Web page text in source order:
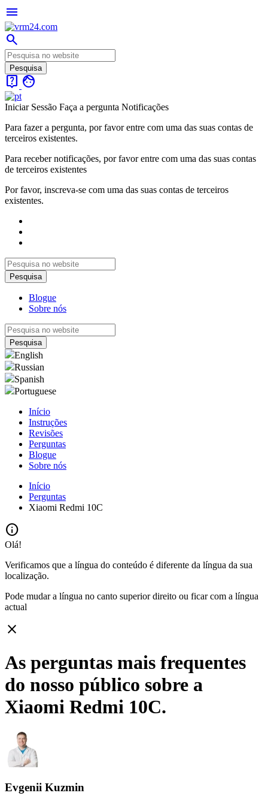
menu
search
live_help face
Iniciar Sessão Faça a pergunta Notificações
Para fazer a pergunta, por favor entre com uma das suas contas de
terceiros existentes.
Para receber notificações, por favor entre com uma das suas contas
de terceiros existentes
Por favor, inscreva-se com uma das suas contas de terceiros
existentes.
Blogue
Sobre nós
English
Russian
Spanish
Portuguese
Início
Instruções
Revisões
Perguntas
Blogue
Sobre nós
Início
Perguntas
Xiaomi Redmi 10C
info
Olá!
Verificamos que a língua do conteúdo é diferente da língua da sua
localização.
Pode mudar a língua no canto superior direito ou ficar com a língua
actual
close
As perguntas mais frequentes
do nosso público sobre a
Xiaomi Redmi 10C.
Evgenii Kuzmin